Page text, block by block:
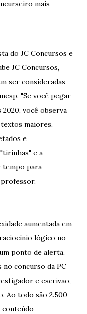
mais
do JC Concursos e
JC Concursos,
ser consideradas
"Se você pegar
você observa
maiores,
e
e a
tempo para
aumentada em
lógico no
ponto de alerta,
concurso da PC
e escrivão,
Ao todo são 2.500
conteúdo